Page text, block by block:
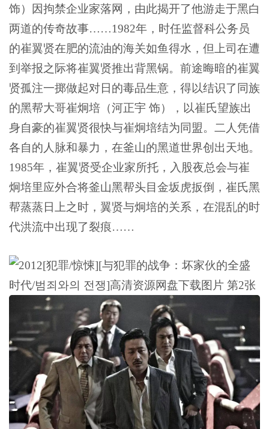
饰）因拘禁企业家落网，由此揭开了他游走于黑白
两道的传奇故事……1982年，时任监督科公务员
的崔翼贤在肥的流油的海关如鱼得水，但上司在遭
到举报之际将崔翼贤推出背黑锅。前途晦暗的崔翼
贤孤注一掷做起对日的毒品生意，得以结识了同族
的黑帮大哥崔炯培（河正宇 饰），以崔氏望族出
身自豪的崔翼贤很快与崔炯培结为同盟。二人凭借
各自的人脉和暴力，在釜山的黑道世界创出天地。
1985年，崔翼贤受企业家所托，入股夜总会与崔
炯培里应外合将釜山黑帮头目金坂虎扳倒，崔氏黑
帮蒸蒸日上之时，翼贤与炯培的关系，在混乱的时
代洪流中出现了裂痕……